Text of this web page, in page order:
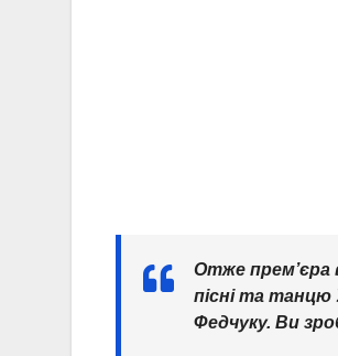
Отже премʼєра
пісні та
Федчуку. Ви